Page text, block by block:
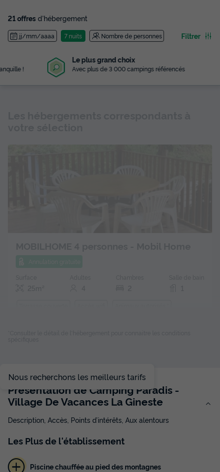
21 offres d'hébergement
jj/mm/aaaa 7 nuits Nombre de personnes Filtrer
Le plus grand choix
Avec plus de 3 000 campings référencés
Meilleur prix pour 7 nuits
Modifier les dates
177 €
149 €
Voir les disponibilités
Nous recherchons les meilleurs tarifs
Présentation de Camping Paradis -
Village De Vacances La Gineste
Description, Accès, Points d’intérêts, Aux alentours
Les Plusde l'établissement
Piscine chauffée au pied des montagnes